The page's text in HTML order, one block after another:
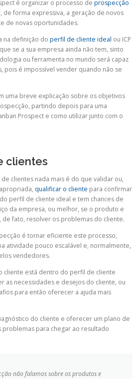
é organizar o processo de prospecção
de forma expressiva, a geração de novos
de novas oportunidades.
na definição do perfil de cliente ideal ou ICP
se a sua empresa ainda não tem, sinto
ou ferramenta no mundo será capaz
pois é impossível vender quando não se
uma breve explicação sobre os objetivos
partindo depois para uma
Prospect e como utilizar junto com o
clientes
clientes nada mais é do que validar ou,
qualificar o cliente para confirmar
perfil de cliente ideal e tem chances de
da empresa, ou melhor, se o produto e
fato, resolver os problemas do cliente.
é tornar eficiente este processo,
atividade pouco escalável e, normalmente,
vendedores.
cliente está dentro do perfil de cliente
as necessidades e desejos do cliente, ou
para então oferecer a ajuda mais
do cliente e oferecer um plano de
problemas para chegar ao resultado
não falamos sobre os produtos e